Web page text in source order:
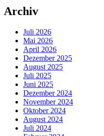
Archiv
Juli 2026
Mai 2026
April 2026
Dezember 2025
August 2025
Juli 2025
Juni 2025
Dezember 2024
November 2024
Oktober 2024
August 2024
Juli 2024